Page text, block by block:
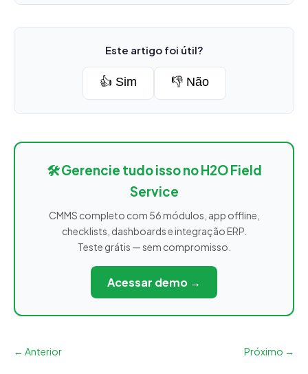
Este artigo foi útil?
👍 Sim 👎 Não
🛠️ Gerencie tudo isso no H2O Field
Service
CMMS completo com 56 módulos, app offline,
checklists, dashboards e integração ERP.
Teste grátis — sem compromisso.
Acessar demo →
← Anterior Próximo →